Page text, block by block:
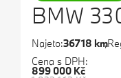
BMW
Najeto:36718 km
Cena s DPH:
899 000 Kč